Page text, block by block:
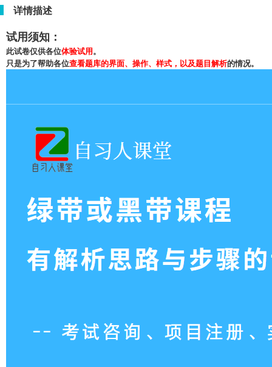
详情描述
试用须知：
此试卷仅供各位体验试用。
只是为了帮助各位查看题库的界面、操作、样式，以及题目解析的情况。